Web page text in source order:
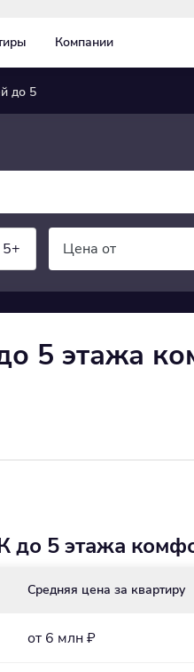
Компании
до 5
5+ Цена от
5 этажа
5 этажа
Средняя цена за квартиру
от 6 млн ₽